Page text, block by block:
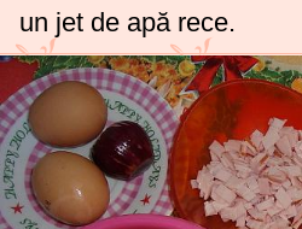
un jet de apă rece.